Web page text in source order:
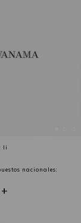
Ii
nacionales:
+